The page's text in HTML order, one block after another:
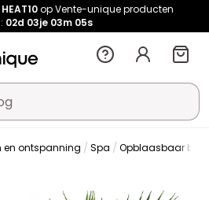
HEAT10op Vente-unique producten
02d 03je 03m 05s
en ontspanning Spa Opblaasbaar